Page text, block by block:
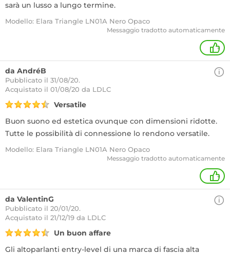
sarà un lusso a lungo termine.
Modello: Elara Triangle LN01A Nero Opaco
Messaggio tradotto automaticamente
+
da AndréB
Pubblicato il 31/08/20.
Acquistato il 01/08/20 da LDLC
Versatile
Buon suono ed estetica ovunque con dimensioni ridotte.
Tutte le possibilità di connessione lo rendono versatile.
Modello: Elara Triangle LN01A Nero Opaco
Messaggio tradotto automaticamente
+
da ValentinG
Pubblicato il 20/01/20.
Acquistato il 21/12/19 da LDLC
Un buon affare
Gli altoparlanti entry-level di una marca di fascia alta